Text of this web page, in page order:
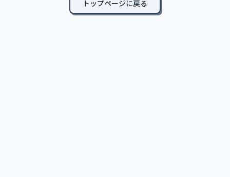
トップページに戻る